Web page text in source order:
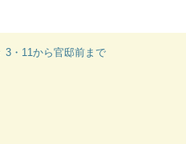
3・11から官邸前まで